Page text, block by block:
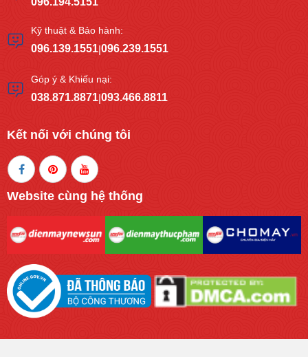
Kỹ thuật & Bảo hành:
096.139.1551|096.239.1551
Góp ý & Khiếu nại:
038.871.8871|093.466.8811
Kết nối với chúng tôi
Website cùng hệ thống